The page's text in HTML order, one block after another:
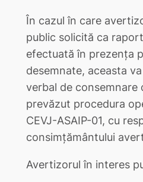
În cazul în care
public solicită ca
efectuată în prezența
desemnate, aceasta
verbal de consemnare
prevăzut procedura
CEVJ-ASAIP-01, cu
consimțământului
Avertizorul în interes